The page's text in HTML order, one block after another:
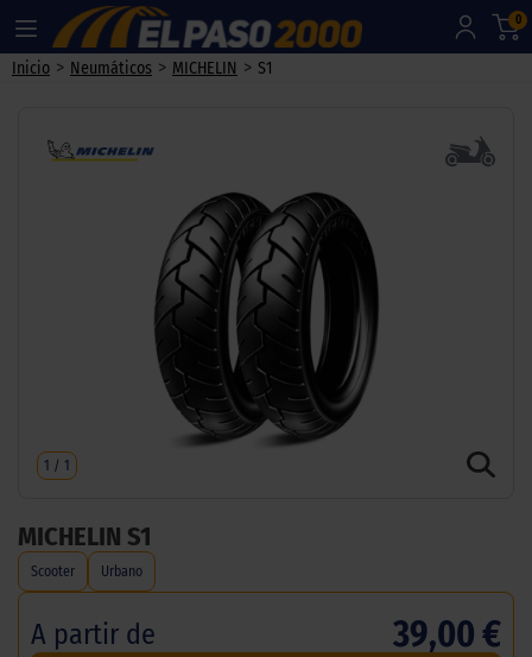
0
Inicio > Neumáticos > MICHELIN > S1
1 / 1
MICHELIN S1
Scooter Urbano
A partir de 39,00 €